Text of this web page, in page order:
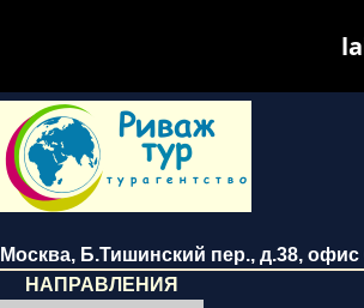
Москва, Б.Тишинский пер., д.38, офис
НАПРАВЛЕНИЯ